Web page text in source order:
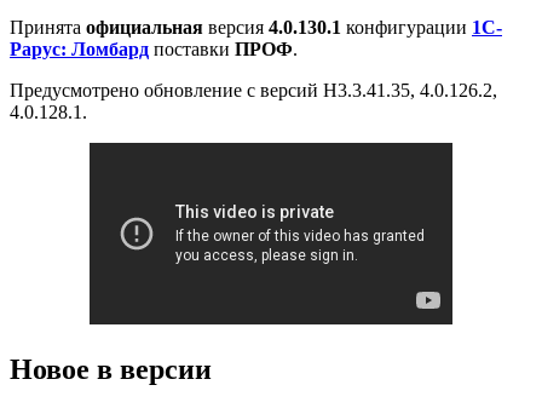
Принята официальная версия 4.0.130.1 конфигурации 1С-
Рарус: Ломбард поставки ПРОФ.
Предусмотрено обновление с версий Н3.3.41.35, 4.0.126.2,
4.0.128.1.
Новое в версии